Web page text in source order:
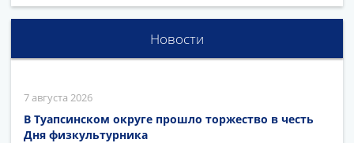
Новости
7 августа 2026
В Туапсинском округе прошло торжество в честь
Дня физкультурника